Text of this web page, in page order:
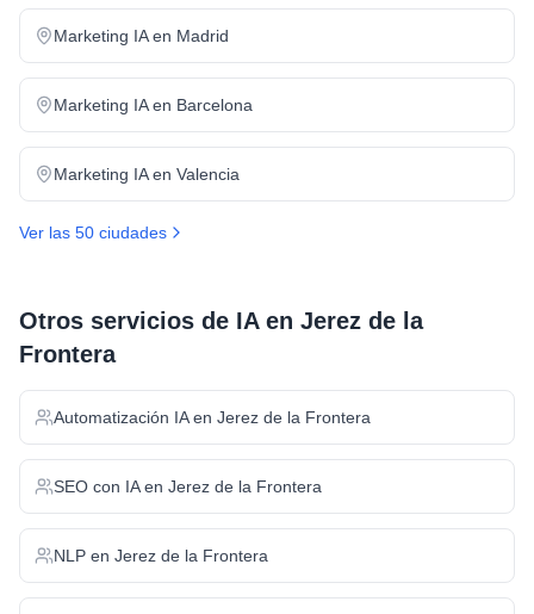
Marketing IAen Madrid
Marketing IAen Barcelona
Marketing IAen Valencia
Ver las 50 ciudades
Otros servicios de IA en Jerez de la
Frontera
Automatización IAen Jerez de la Frontera
SEO con IAen Jerez de la Frontera
NLP en Jerez de la Frontera